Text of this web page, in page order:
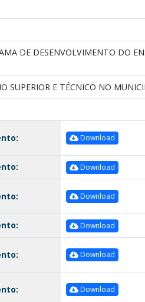
DE DESENVOLVIMENTO DO
SUPERIOR E TÉCNICO NO
Download
Download
Download
Download
Download
Download